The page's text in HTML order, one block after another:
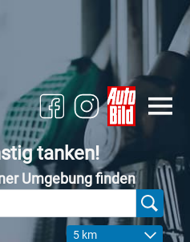
tanken!
Umgebung finden
5 km